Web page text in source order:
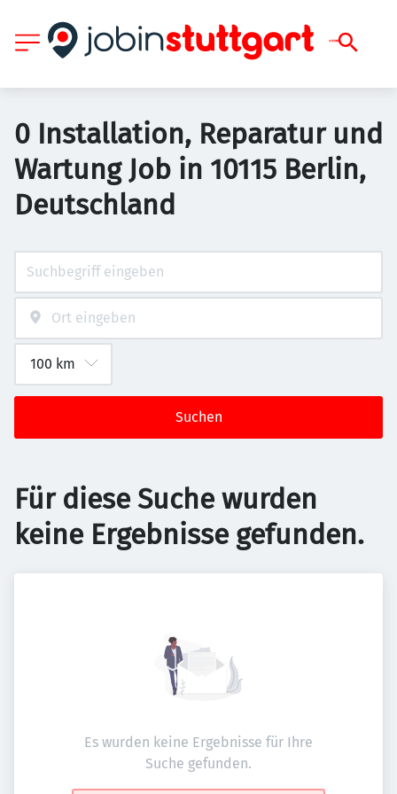
0 Installation, Reparatur und
Wartung Job in 10115 Berlin,
Deutschland
Suchen
Für diese Suche wurden
keine Ergebnisse gefunden.
Es wurden keine Ergebnisse für Ihre
Suche gefunden.